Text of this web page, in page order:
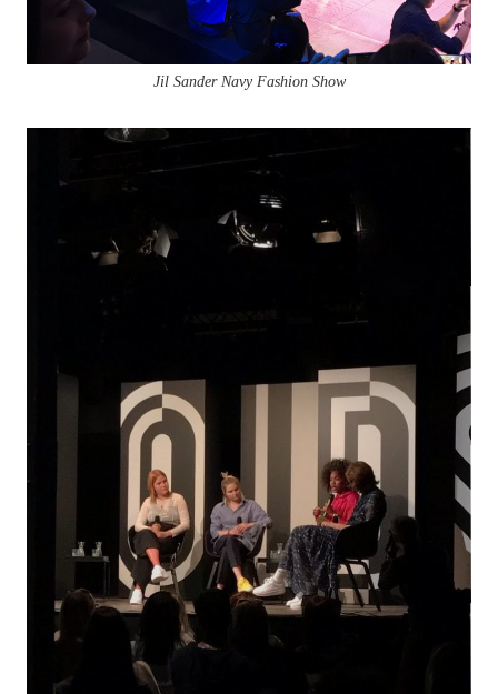
Jil Sander Navy Fashion Show